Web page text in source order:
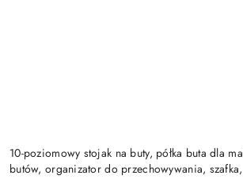
10-poziomowy stojak na buty, półka buta dla
butów, organizator do przechowywania,